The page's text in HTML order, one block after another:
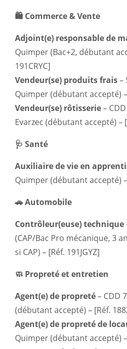
🛍️ Commerce & Vente
Adjoint(e) responsable de
Quimper (Bac+2, débutant
191CRYC]
Vendeur(se) produits frais–
Quimper (débutant accepté) –
Vendeur(se) rôtisserie–
Evarzec (débutant accepté) –
🩺 Santé
Auxiliaire de vie en
Quimper (débutant accepté) –
🚗 Automobile
Contrôleur(euse) technique
(CAP/Bac Pro mécanique, 3
si CAP) – [Réf. 191JGYZ]
🧼 Propreté et entretien
Agent(e) de propreté– CDD
(débutant accepté) – [Réf.
Agent(e) de propreté de
Quimper (débutant accepté) –